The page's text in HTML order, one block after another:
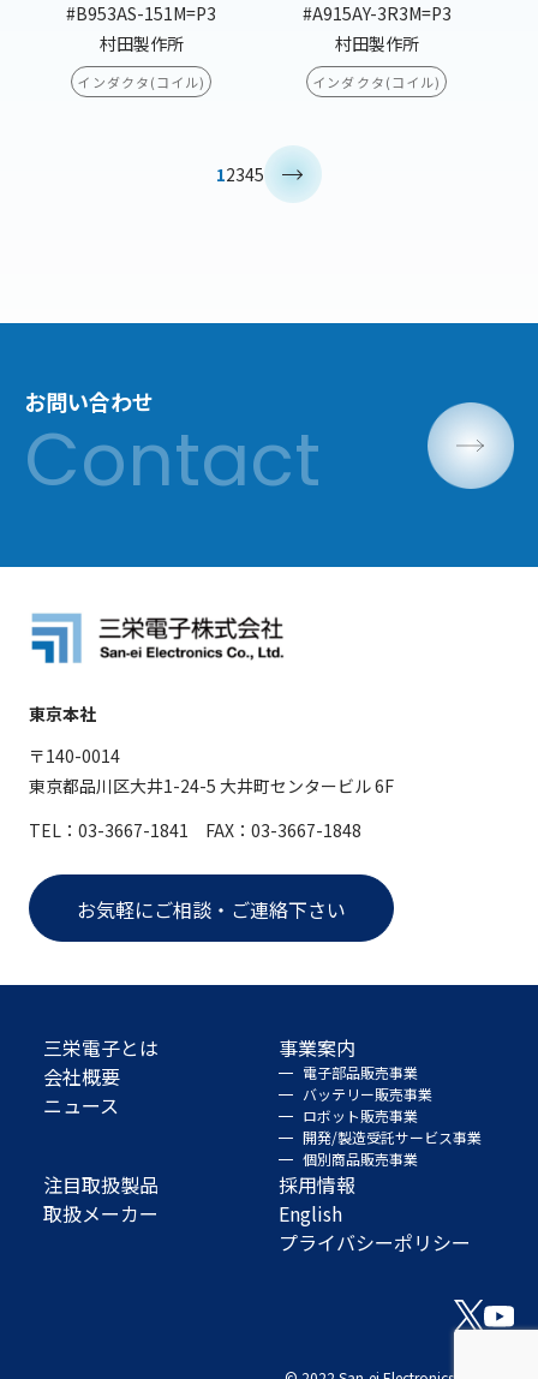
#B953AS-151M=P3
村田製作所
インダクタ(コイル)
#A915AY-3R3M=P3
村田製作所
インダクタ(コイル)
12345
お問い合わせ
東京本社
〒140-0014
東京都品川区大井1-24-5 大井町センタービル 6F
TEL：03-3667-1841 FAX：03-3667-1848
お気軽にご相談・ご連絡下さい
三栄電子とは
会社概要
ニュース
事業案内
電子部品販売事業
バッテリー販売事業
ロボット販売事業
開発/製造受託サービス事業
個別商品販売事業
注目取扱製品
取扱メーカー
採用情報
English
プライバシーポリシー